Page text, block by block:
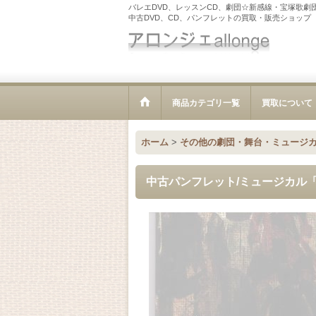
バレエDVD、レッスンCD、劇団☆新感線・宝塚歌劇
中古DVD、CD、パンフレットの買取・販売ショップ
商品カテゴリ一覧 買取について
ホーム > その他の劇団・舞台・ミュージ
中古パンフレット/ミュージカル